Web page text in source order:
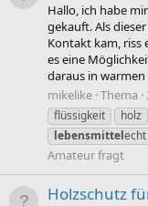
Hallo, ich habe
gekauft. Als
Kontakt kam, riss
es eine
daraus in
mikelike Thema
flüssigkeit
holz
lebensmittelecht
Amateur fragt
Holzschutz